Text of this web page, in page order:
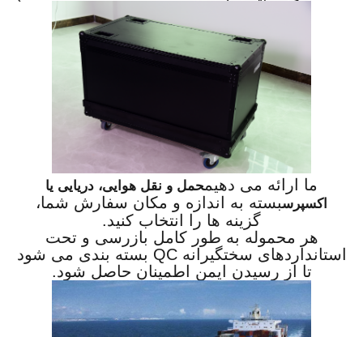
ما ارائه می دهیمحمل و نقل هوایی، دریایی یا
اکسپرسبسته به اندازه و مکان سفارش شما،
گزینه ها را انتخاب کنید.
هر محموله به طور کامل بازرسی و تحت
استانداردهای سختگیرانه QC بسته بندی می شود
تا از رسیدن ایمن اطمینان حاصل شود.